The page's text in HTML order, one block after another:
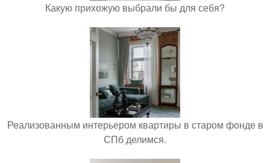
Какую прихожую выбрали бы для себя?
Реализованным интерьером квартиры в старом фонде в
СПб делимся.